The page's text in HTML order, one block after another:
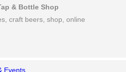
& Bottle Shop
craft beers, shop, online